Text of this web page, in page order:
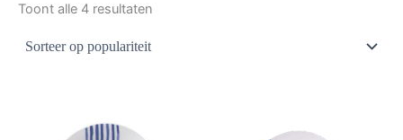
Toont alle 4 resultaten